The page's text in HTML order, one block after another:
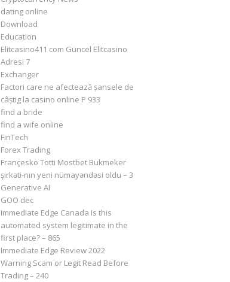
dating online
Download
Education
Elitcasino411 com Güncel Elitcasino
Adresi 7
Exchanger
Factori care ne afectează șansele de
câștig la casino online P 933
find a bride
find a wife online
FinTech
Forex Trading
Françesko Totti Mostbet Bukmeker
şirkəti-nın yeni nümayəndəsi oldu – 3
Generative AI
GOO dec
Immediate Edge Canada Is this
automated system legitimate in the
first place? – 865
Immediate Edge Review 2022
Warning Scam or Legit Read Before
Trading – 240